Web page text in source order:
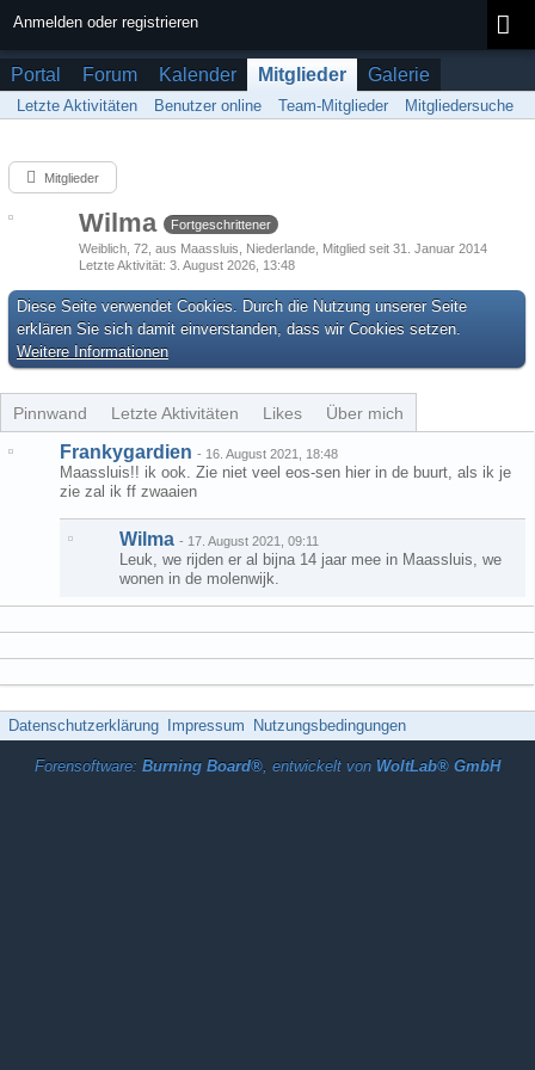
Anmelden oder registrieren
Portal Forum Kalender Mitglieder Galerie
Letzte Aktivitäten Benutzer online Team-Mitglieder Mitgliedersuche
Mitglieder
Wilma
Fortgeschrittener
Weiblich 72 aus Maassluis, Niederlande Mitglied seit 31. Januar 2014
Letzte Aktivität 3. August 2026, 13:48
Diese Seite verwendet Cookies. Durch die Nutzung unserer Seite
erklären Sie sich damit einverstanden, dass wir Cookies setzen.
Weitere Informationen
Pinnwand Letzte Aktivitäten Likes Über mich
Frankygardien - 16. August 2021, 18:48
Maassluis!! ik ook. Zie niet veel eos-sen hier in de buurt, als ik je
zie zal ik ff zwaaien
Wilma - 17. August 2021, 09:11
Leuk, we rijden er al bijna 14 jaar mee in Maassluis, we
wonen in de molenwijk.
Datenschutzerklärung Impressum Nutzungsbedingungen
Forensoftware: Burning Board®, entwickelt von WoltLab® GmbH